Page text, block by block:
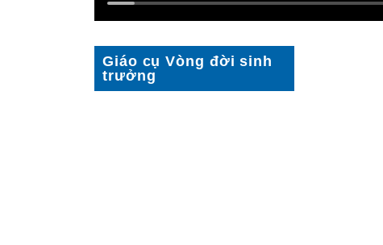
Giáo cụ Vòng đời sinh
trưởng